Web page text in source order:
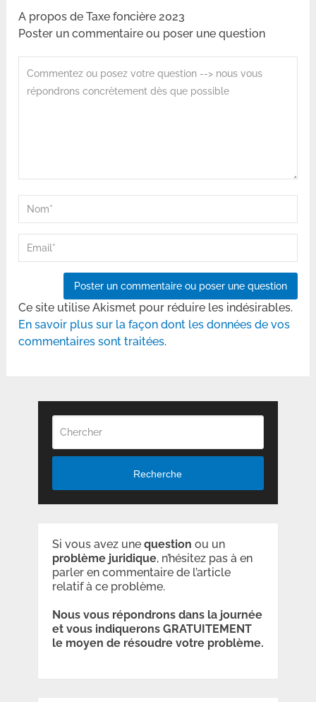
A propos de Taxe foncière 2023
Poster un commentaire ou poser une question
Ce site utilise Akismet pour réduire les indésirables.
En savoir plus sur la façon dont les données de vos
commentaires sont traitées.
Recherche
Si vous avez une question ou un
problème juridique, n’hésitez pas à en
parler en commentaire de l’article
relatif à ce problème.
Nous vous répondrons dans la journée
et vous indiquerons GRATUITEMENT
le moyen de résoudre votre problème.